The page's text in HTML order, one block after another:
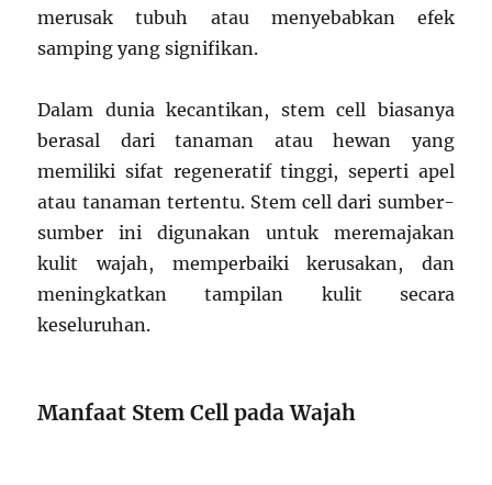
merusak tubuh atau menyebabkan efek
samping yang signifikan.
Dalam dunia kecantikan, stem cell biasanya
berasal dari tanaman atau hewan yang
memiliki sifat regeneratif tinggi, seperti apel
atau tanaman tertentu. Stem cell dari sumber-
sumber ini digunakan untuk meremajakan
kulit wajah, memperbaiki kerusakan, dan
meningkatkan tampilan kulit secara
keseluruhan.
Manfaat Stem Cell pada Wajah